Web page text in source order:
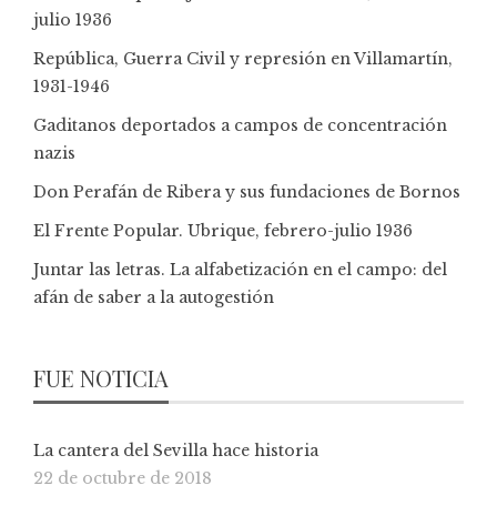
julio 1936
República, Guerra Civil y represión en Villamartín,
1931-1946
Gaditanos deportados a campos de concentración
nazis
Don Perafán de Ribera y sus fundaciones de Bornos
El Frente Popular. Ubrique, febrero-julio 1936
Juntar las letras. La alfabetización en el campo: del
afán de saber a la autogestión
FUE NOTICIA
La cantera del Sevilla hace historia
22 de octubre de 2018